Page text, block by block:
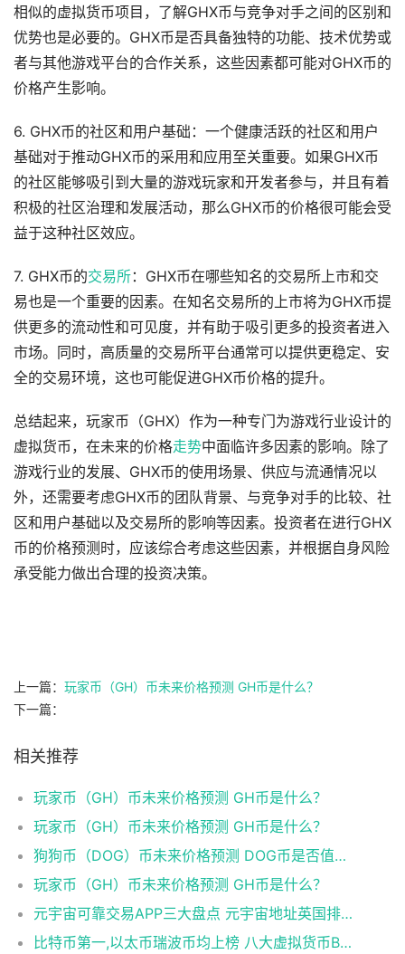
相似的虚拟货币项目，了解GHX币与竞争对手之间的区别和
优势也是必要的。GHX币是否具备独特的功能、技术优势或
者与其他游戏平台的合作关系，这些因素都可能对GHX币的
价格产生影响。
6. GHX币的社区和用户基础：一个健康活跃的社区和用户
基础对于推动GHX币的采用和应用至关重要。如果GHX币
的社区能够吸引到大量的游戏玩家和开发者参与，并且有着
积极的社区治理和发展活动，那么GHX币的价格很可能会受
益于这种社区效应。
7. GHX币的交易所：GHX币在哪些知名的交易所上市和交
易也是一个重要的因素。在知名交易所的上市将为GHX币提
供更多的流动性和可见度，并有助于吸引更多的投资者进入
市场。同时，高质量的交易所平台通常可以提供更稳定、安
全的交易环境，这也可能促进GHX币价格的提升。
总结起来，玩家币（GHX）作为一种专门为游戏行业设计的
虚拟货币，在未来的价格走势中面临许多因素的影响。除了
游戏行业的发展、GHX币的使用场景、供应与流通情况以
外，还需要考虑GHX币的团队背景、与竞争对手的比较、社
区和用户基础以及交易所的影响等因素。投资者在进行GHX
币的价格预测时，应该综合考虑这些因素，并根据自身风险
承受能力做出合理的投资决策。
上一篇： 玩家币（GH）币未来价格预测 GH币是什么？
下一篇：
相关推荐
玩家币（GH）币未来价格预测 GH币是什么？
玩家币（GH）币未来价格预测 GH币是什么？
狗狗币（DOG）币未来价格预测 DOG币是否值得投资？
玩家币（GH）币未来价格预测 GH币是什么？
元宇宙可靠交易APP三大盘点 元宇宙地址英国排行榜2025年
比特币第一,以太币瑞波币均上榜 八大虚拟货币BTC交易所排行榜